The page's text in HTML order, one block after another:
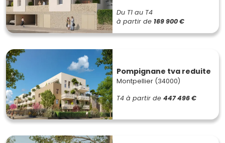
Du T1 au T4
à partir de 169 900 €
Pompignane tva reduite
Montpellier (34000)
T4 à partir de 447 496 €